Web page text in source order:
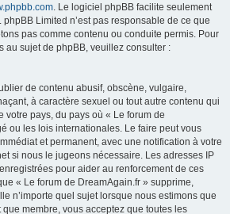
. Le logiciel phpBB facilite seulement
phpBB Limited n’est pas responsable de ce que
pas comme contenu ou conduite permis. Pour
au sujet de phpBB, veuillez consulter :
de contenu abusif, obscène, vulgaire,
à caractère sexuel ou tout autre contenu qui
votre pays, du pays où « Le forum de
ou les lois internationales. Le faire peut vous
et permanent, avec une notification à votre
si nous le jugeons nécessaire. Les adresses IP
pour aider au renforcement de ces
« Le forum de DreamAgain.fr » supprime,
n’importe quel sujet lorsque nous estimons que
membre, vous acceptez que toutes les